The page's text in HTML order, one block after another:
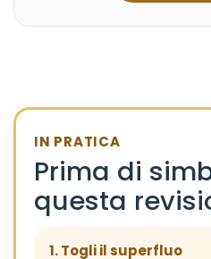
IN PRATICA
Prima di
questa
1. Togli il superfluo